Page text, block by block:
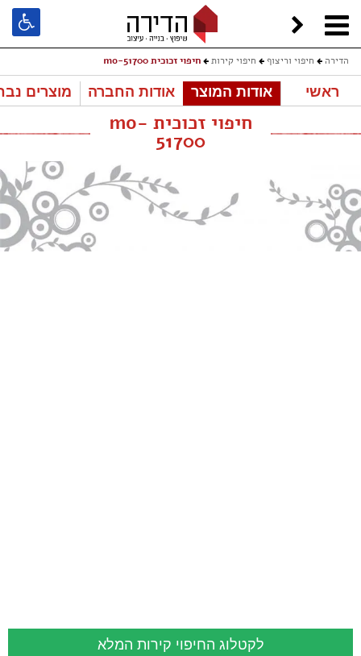
הדירה חיפוי וריצוף חיפוי קירות חיפוי זכוכית mo-51700
ראשי אודות המוצר אודות החברה מוצרים
חיפוי זכוכית mo-
51700
לקטלוג החיפוי קירות המלא